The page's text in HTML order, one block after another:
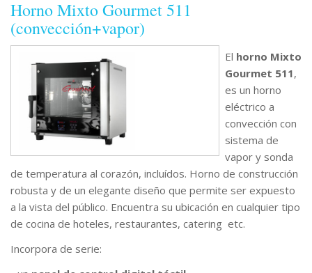
Horno Mixto Gourmet 511
(convección+vapor)
El horno Mixto
Gourmet 511,
es un horno
eléctrico a
convección con
sistema de
vapor y sonda
de temperatura al corazón, incluídos. Horno de construcción
robusta y de un elegante diseño que permite ser expuesto
a la vista del público. Encuentra su ubicación en cualquier tipo
de cocina de hoteles, restaurantes, catering etc.
Incorpora de serie: